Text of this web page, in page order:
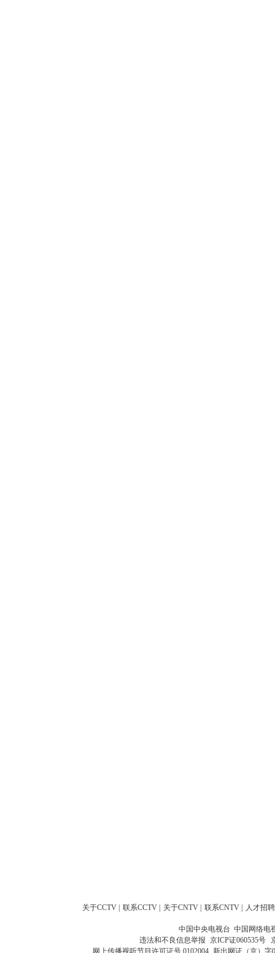
关于CCTV 联系CCTV 关于CNTV 联系CNTV 人才招聘
中国中央电视台 中国网络电
违法和不良信息举报 京ICP证060535号
网上传播视听节目许可证号 0102004 新出网证（京）